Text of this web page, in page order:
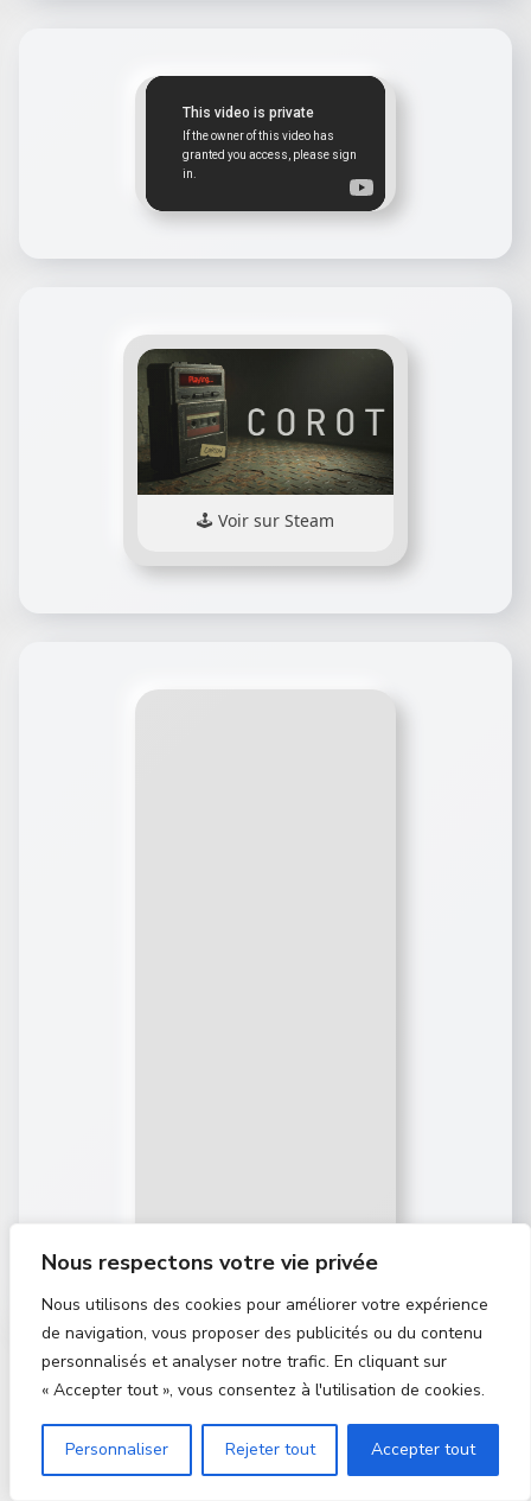
Nous respectons votre vie privée
Nous utilisons des cookies pour améliorer votre expérience
de navigation, vous proposer des publicités ou du contenu
personnalisés et analyser notre trafic. En cliquant sur
« Accepter tout », vous consentez à l'utilisation de cookies.
Personnaliser Rejeter tout Accepter tout
Voir sur Steam